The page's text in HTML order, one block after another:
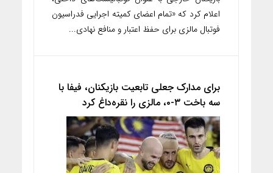
اعلام کرد که «تمام اعضای کمیته اجرایی فدراسیون
فوتبال مالزی برای حفظ اعتبار و منافع نهادی...
برای مدارک جعلی تابعیت بازیکنان، فیفا با
سه باخت ۳-۰، مالزی را نقره‌داغ کرد